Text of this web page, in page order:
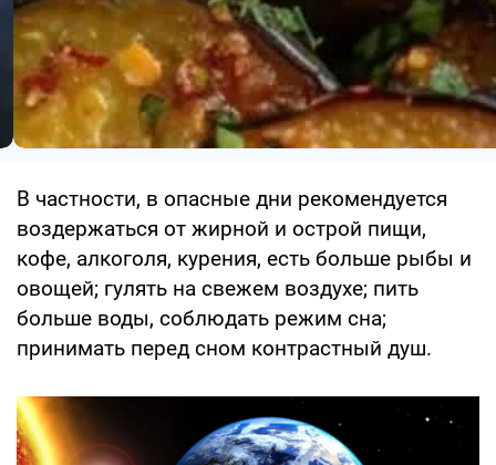
В частности, в опасные дни рекомендуется
воздержаться от жирной и острой пищи,
кофе, алкоголя, курения, есть больше рыбы и
овощей; гулять на свежем воздухе; пить
больше воды, соблюдать режим сна;
принимать перед сном контрастный душ.